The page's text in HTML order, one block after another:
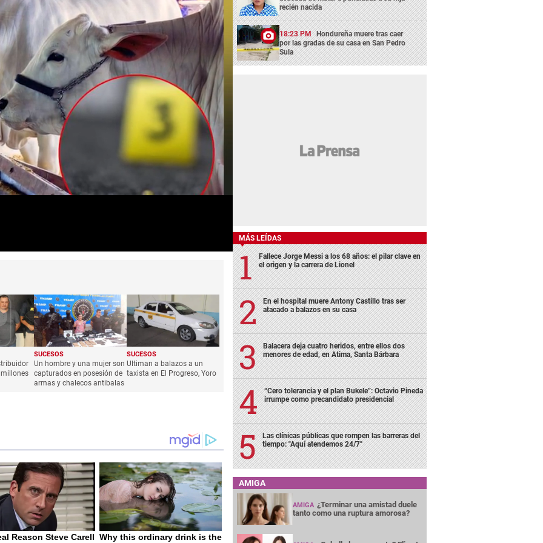
SUCESOS
Un hombre y una mujer son
capturados en posesión de
armas y chalecos antibalas
SUCESOS
Ultiman a balazos a un
taxista en El Progreso, Yoro
recién nacida
18:23 PM Hondureña muere tras caer
por las gradas de su casa en San Pedro
Sula
MÁS LEÍDAS
Fallece Jorge Messi a los 68 años: el pilar clave en
el origen y la carrera de Lionel
En el hospital muere Antony Castillo tras ser
atacado a balazos en su casa
Balacera deja cuatro heridos, entre ellos dos
menores de edad, en Atima, Santa Bárbara
“Cero tolerancia y el plan Bukele”: Octavio Pineda
irrumpe como precandidato presidencial
Las clínicas públicas que rompen las barreras del
tiempo: "Aquí atendemos 24/7"
AMIGA
AMIGA ¿Terminar una amistad duele
tanto como una ruptura amorosa?